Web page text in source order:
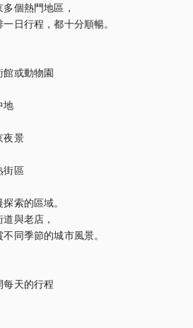
個熱門地區，
日行程，都十分順暢。
或動物園
地
夜景
街區
索的區域。
與老店，
同季節的城市風景。
天的行程